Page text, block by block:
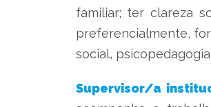
familiar; ter clareza
preferencialmente,
social,
Supervisor/a